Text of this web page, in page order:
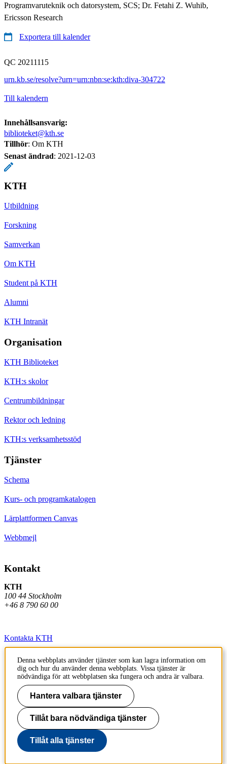
Programvaruteknik och datorsystem, SCS; Dr. Fetahi Z. Wuhib,
Ericsson Research
Exportera till kalender
QC 20211115
urn.kb.se/resolve?urn=urn:nbn:se:kth:diva-304722
Till kalendern
Innehållsansvarig:
biblioteket@kth.se
Tillhör: Om KTH
Senast ändrad: 2021-12-03
KTH
Utbildning
Forskning
Samverkan
Om KTH
Student på KTH
Alumni
KTH Intranät
Organisation
KTH Biblioteket
KTH:s skolor
Centrumbildningar
Rektor och ledning
KTH:s verksamhetsstöd
Tjänster
Schema
Kurs- och programkatalogen
Lärplattformen Canvas
Webbmejl
Kontakt
KTH
100 44 Stockholm
+46 8 790 60 00
Kontakta KTH
Jobba på KTH
Press och media
Faktura och betalning KTH
Om KTH:s webbplatser
Tillgänglighetsredogörelse
Denna webbplats använder tjänster som kan lagra information om
dig och hur du använder denna webbplats. Vissa tjänster är
nödvändiga för att webbplatsen ska fungera och andra är valbara.
Hantera valbara tjänster
Tillåt bara nödvändiga tjänster
Tillåt alla tjänster